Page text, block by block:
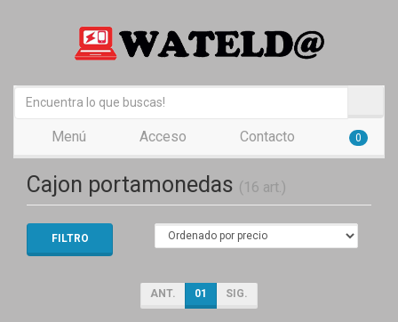
Menú Acceso Contacto 0
Cajon portamonedas (16 art.)
FILTRO
ANT. 01 SIG.